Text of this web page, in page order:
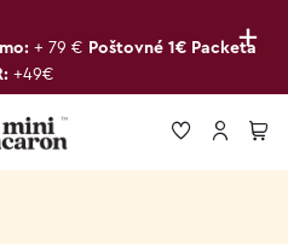
+
+ 79 € Poštovné 1€ Packeta
+49€